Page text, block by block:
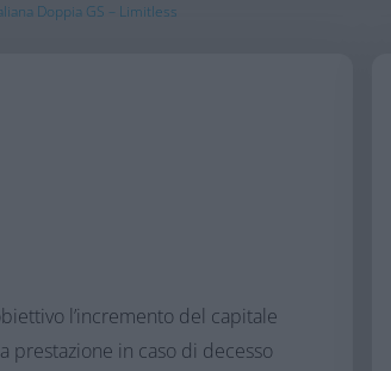
Doppia GS – Limitless
l’incremento del capitale
prestazione in caso di decesso